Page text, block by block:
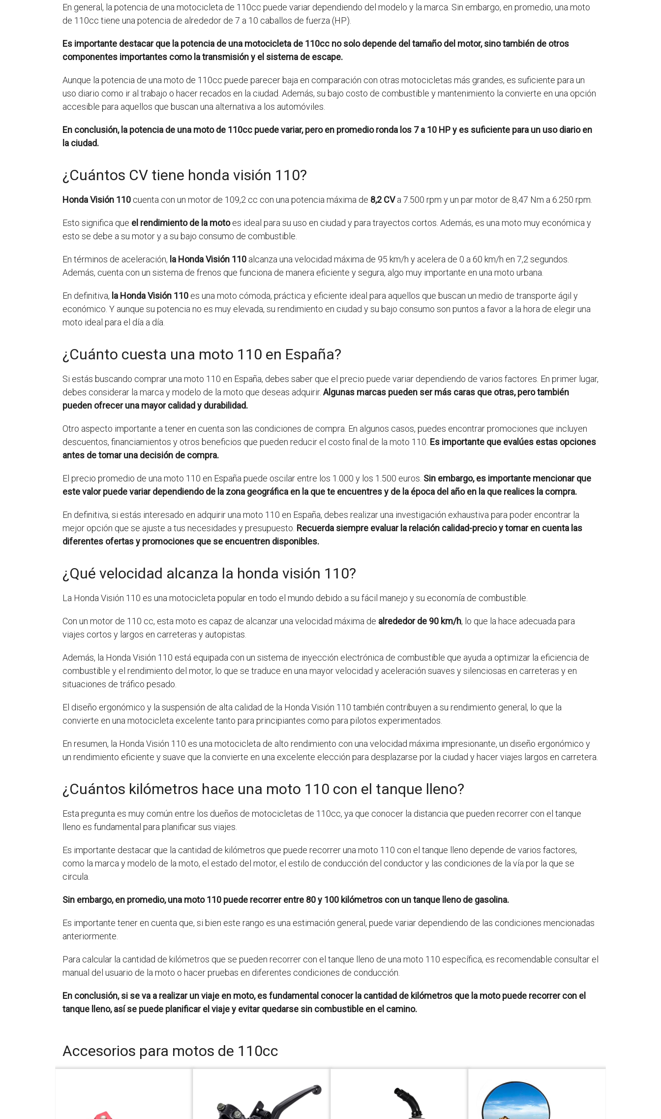
En general, la potencia de una motocicleta de 110cc puede variar dependiendo del modelo y la marca. Sin embargo, en promedio, una moto
de 110cc tiene una potencia de alrededor de 7 a 10 caballos de fuerza (HP).
Es importante destacar que la potencia de una motocicleta de 110cc no solo depende del tamaño del motor, sino también de otros
componentes importantes como la transmisión y el sistema de escape.
Aunque la potencia de una moto de 110cc puede parecer baja en comparación con otras motocicletas más grandes, es suficiente para un
uso diario como ir al trabajo o hacer recados en la ciudad. Además, su bajo costo de combustible y mantenimiento la convierte en una opción
accesible para aquellos que buscan una alternativa a los automóviles.
En conclusión, la potencia de una moto de 110cc puede variar, pero en promedio ronda los 7 a 10 HP y es suficiente para un uso diario en
la ciudad.
¿Cuántos CV tiene honda visión 110?
Honda Visión 110 cuenta con un motor de 109,2 cc con una potencia máxima de 8,2 CVa 7.500 rpm y un par motor de 8,47 Nm a 6.250 rpm.
Esto significa que el rendimiento de la motoes ideal para su uso en ciudad y para trayectos cortos. Además, es una moto muy económica y
esto se debe a su motor y a su bajo consumo de combustible.
En términos de aceleración, la Honda Visión 110 alcanza una velocidad máxima de 95 km/h y acelera de 0 a 60 km/h en 7,2 segundos.
Además, cuenta con un sistema de frenos que funciona de manera eficiente y segura, algo muy importante en una moto urbana.
En definitiva, la Honda Visión 110 es una moto cómoda, práctica y eficiente ideal para aquellos que buscan un medio de transporte ágil y
económico. Y aunque su potencia no es muy elevada, su rendimiento en ciudad y su bajo consumo son puntos a favor a la hora de elegir una
moto ideal para el día a día.
¿Cuánto cuesta una moto 110 en España?
Si estás buscando comprar una moto 110 en España, debes saber que el precio puede variar dependiendo de varios factores. En primer lugar,
debes considerar la marca y modelo de la moto que deseas adquirir. Algunas marcas pueden ser más caras que otras, pero también
pueden ofrecer una mayor calidad y durabilidad.
Otro aspecto importante a tener en cuenta son las condiciones de compra. En algunos casos, puedes encontrar promociones que incluyen
descuentos, financiamientos y otros beneficios que pueden reducir el costo final de la moto 110. Es importante que evalúes estas opciones
antes de tomar una decisión de compra.
El precio promedio de una moto 110 en España puede oscilar entre los 1.000 y los 1.500 euros. Sin embargo, es importante mencionar que
este valor puede variar dependiendo de la zona geográfica en la que te encuentres y de la época del año en la que realices la compra.
En definitiva, si estás interesado en adquirir una moto 110 en España, debes realizar una investigación exhaustiva para poder encontrar la
mejor opción que se ajuste a tus necesidades y presupuesto. Recuerda siempre evaluar la relación calidad-precio y tomar en cuenta las
diferentes ofertas y promociones que se encuentren disponibles.
¿Qué velocidad alcanza la honda visión 110?
La Honda Visión 110 es una motocicleta popular en todo el mundo debido a su fácil manejo y su economía de combustible.
Con un motor de 110 cc, esta moto es capaz de alcanzar una velocidad máxima de alrededor de 90 km/h, lo que la hace adecuada para
viajes cortos y largos en carreteras y autopistas.
Además, la Honda Visión 110 está equipada con un sistema de inyección electrónica de combustible que ayuda a optimizar la eficiencia de
combustible y el rendimiento del motor, lo que se traduce en una mayor velocidad y aceleración suaves y silenciosas en carreteras y en
situaciones de tráfico pesado.
El diseño ergonómico y la suspensión de alta calidad de la Honda Visión 110 también contribuyen a su rendimiento general, lo que la
convierte en una motocicleta excelente tanto para principiantes como para pilotos experimentados.
En resumen, la Honda Visión 110 es una motocicleta de alto rendimiento con una velocidad máxima impresionante, un diseño ergonómico y
un rendimiento eficiente y suave que la convierte en una excelente elección para desplazarse por la ciudad y hacer viajes largos en carretera.
¿Cuántos kilómetros hace una moto 110 con el tanque lleno?
Esta pregunta es muy común entre los dueños de motocicletas de 110cc, ya que conocer la distancia que pueden recorrer con el tanque
lleno es fundamental para planificar sus viajes.
Es importante destacar que la cantidad de kilómetros que puede recorrer una moto 110 con el tanque lleno depende de varios factores,
como la marca y modelo de la moto, el estado del motor, el estilo de conducción del conductor y las condiciones de la vía por la que se
circula.
Sin embargo, en promedio, una moto 110 puede recorrer entre 80 y 100 kilómetros con un tanque lleno de gasolina.
Es importante tener en cuenta que, si bien este rango es una estimación general, puede variar dependiendo de las condiciones mencionadas
anteriormente.
Para calcular la cantidad de kilómetros que se pueden recorrer con el tanque lleno de una moto 110 específica, es recomendable consultar el
manual del usuario de la moto o hacer pruebas en diferentes condiciones de conducción.
En conclusión, si se va a realizar un viaje en moto, es fundamental conocer la cantidad de kilómetros que la moto puede recorrer con el
tanque lleno, así se puede planificar el viaje y evitar quedarse sin combustible en el camino.
Accesorios para motos de 110cc